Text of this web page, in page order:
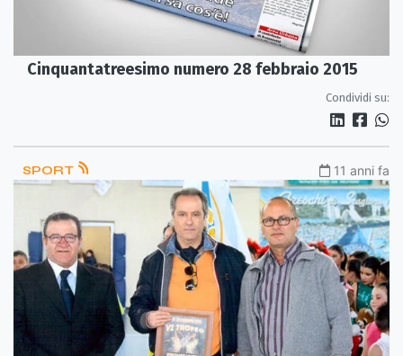
Cinquantatreesimo numero 28 febbraio 2015
Condividi su:
SPORT 11 anni fa